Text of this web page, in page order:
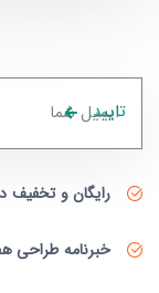
تایید
رایگان و تخفیف
خبرنامه طراحی